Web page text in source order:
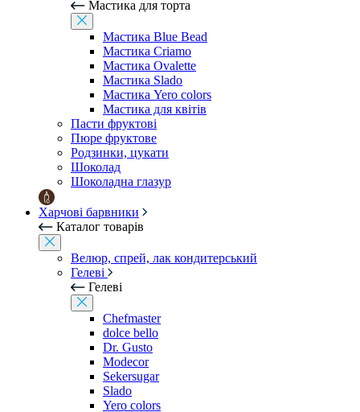
Мастика для торта
Мастика Blue Bead
Мастика Criamo
Мастика Ovalette
Мастика Slado
Мастика Yero colors
Мастика для квітів
Пасти фруктові
Пюре фруктове
Родзинки, цукати
Шоколад
Шоколадна глазур
Харчові барвники
Каталог товарів
Велюр, спрей, лак кондитерський
Гелеві
Гелеві
Chefmaster
dolce bello
Dr. Gusto
Modecor
Sekersugar
Slado
Yero colors